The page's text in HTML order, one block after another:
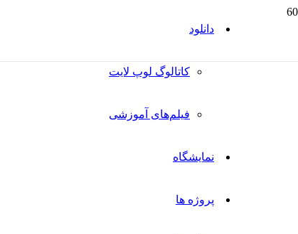
دانلود
کاتالوگ‌ لوپ لایت
فیلم‌های آموزشی
نمایشگاه
پروژه ها